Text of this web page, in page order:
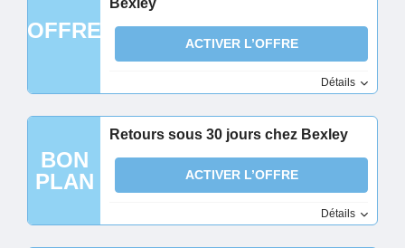
OFFRE
Bexley
ACTIVER L’OFFRE
Détails
BON
PLAN
Retours sous 30 jours chez Bexley
ACTIVER L’OFFRE
Détails